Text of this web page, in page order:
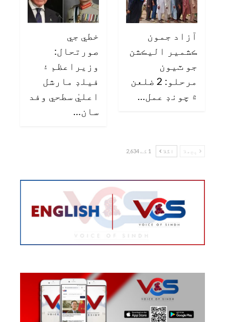
آزاد جمون
ڪشمير اليڪشن
جو ٽيون
مرحلو: 2 ضلعن
۾ چونڊ عمل…
خطي جي
صورتحال:
وزيراعظم ۽
فيلڊ مارشل
اعليٰ سطحي وفد
سان…
پچھلا اگلا 1 کے 2,634